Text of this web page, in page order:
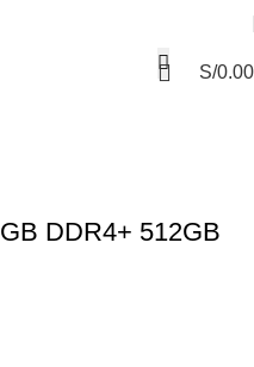
S/0.00
DDR4+ 512GB